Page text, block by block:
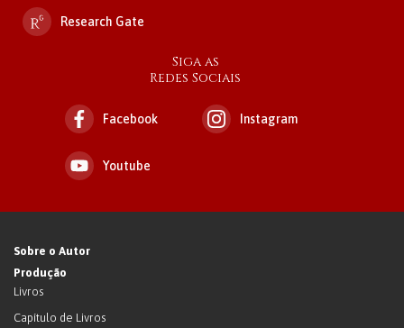
Research Gate
Siga as
Redes Sociais
Facebook Instagram
Youtube
Sobre o Autor
Produção
Livros
Capítulo de Livros